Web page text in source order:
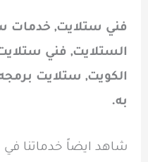
فني ستلايت, خدمات
الستلايت, فني
الكويت, ستلايت
به.
شاهد ايضاً خدماتنا في